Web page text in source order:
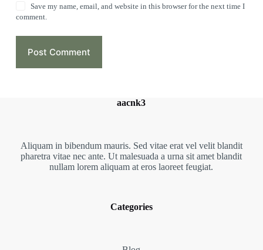
Save my name, email, and website in this browser for the next time I
comment.
Post Comment
aacnk3
Aliquam in bibendum mauris. Sed vitae erat vel velit blandit
pharetra vitae nec ante. Ut malesuada a urna sit amet blandit
nullam lorem aliquam at eros laoreet feugiat.
Categories